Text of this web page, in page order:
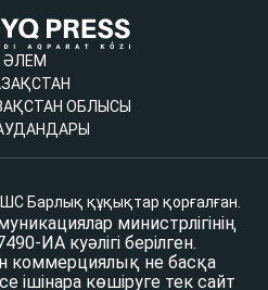
ӘЛЕМ
ОБЛЫСЫ
Барлық құқықтар қорғалған.
министрлігінің
ИА куәлігі берілген.
коммерциялық не басқа
ішінара көшіруге тек сайт